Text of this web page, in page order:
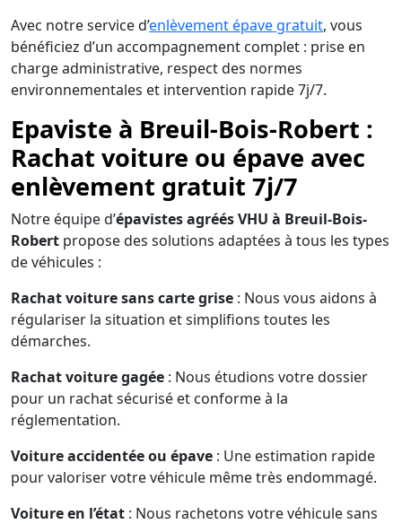
Avec notre service d’enlèvement épave gratuit, vous
bénéficiez d’un accompagnement complet : prise en
charge administrative, respect des normes
environnementales et intervention rapide 7j/7.
Epaviste à Breuil-Bois-Robert :
Rachat voiture ou épave avec
enlèvement gratuit 7j/7
Notre équipe d’épavistes agréés VHU à Breuil-Bois-
Robert propose des solutions adaptées à tous les types
de véhicules :
Rachat voiture sans carte grise : Nous vous aidons à
régulariser la situation et simplifions toutes les
démarches.
Rachat voiture gagée : Nous étudions votre dossier
pour un rachat sécurisé et conforme à la
réglementation.
Voiture accidentée ou épave : Une estimation rapide
pour valoriser votre véhicule même très endommagé.
Voiture en l’état : Nous rachetons votre véhicule sans